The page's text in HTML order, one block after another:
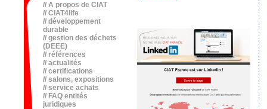
// A propos de CIAT
// CIAT4life
// développement
durable
// gestion des déchets
(DEEE)
// références
// actualités
// certifications
// salons, expositions
// service achats
// FAQ entités
juridiques